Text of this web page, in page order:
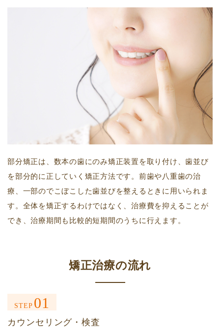
部分矯正は、数本の歯にのみ矯正装置を取り付け、歯並び
を部分的に正していく矯正方法です。前歯や八重歯の治
療、一部のでこぼこした歯並びを整えるときに用いられま
す。全体を矯正するわけではなく、治療費を抑えることが
でき、治療期間も比較的短期間のうちに行えます。
矯正治療の流れ
STEP 01
カウンセリング・検査